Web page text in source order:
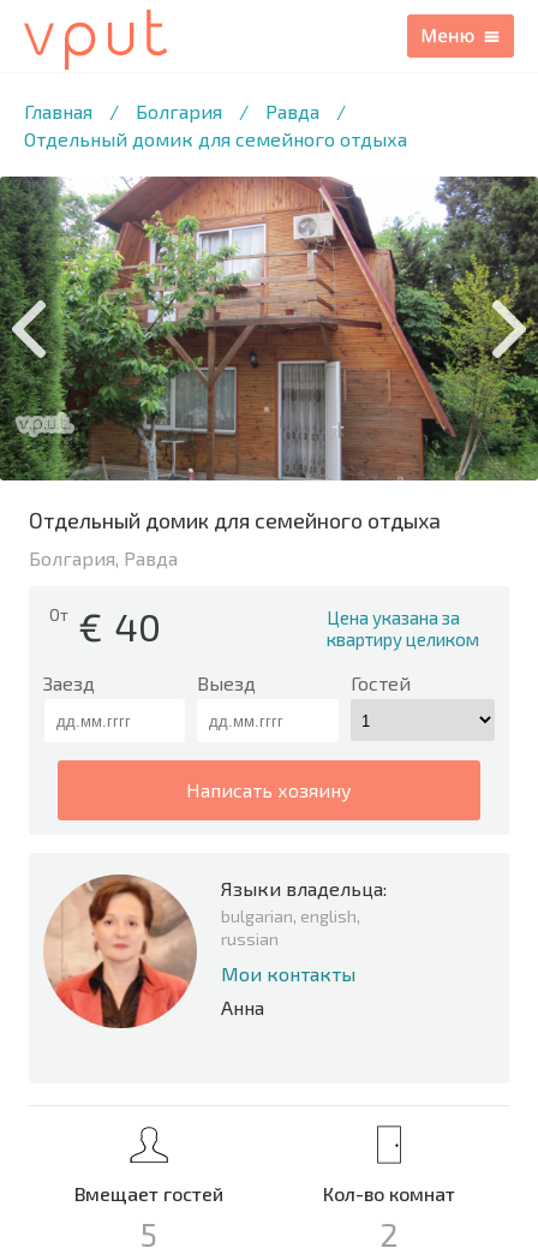
Главная / Болгария / Равда
/
Отдельный домик для семейного отдыха
/8 ФОТО
Отдельный домик для семейного отдыха
Болгария, Равда
От € 40
Цена указана за
квартиру целиком
Заезд Выезд Гостей
написать хозяину
Языки владельца:
bulgarian, english,
russian
Мои контакты
Анна
Вмещает гостей
5
Кол-во комнат
2